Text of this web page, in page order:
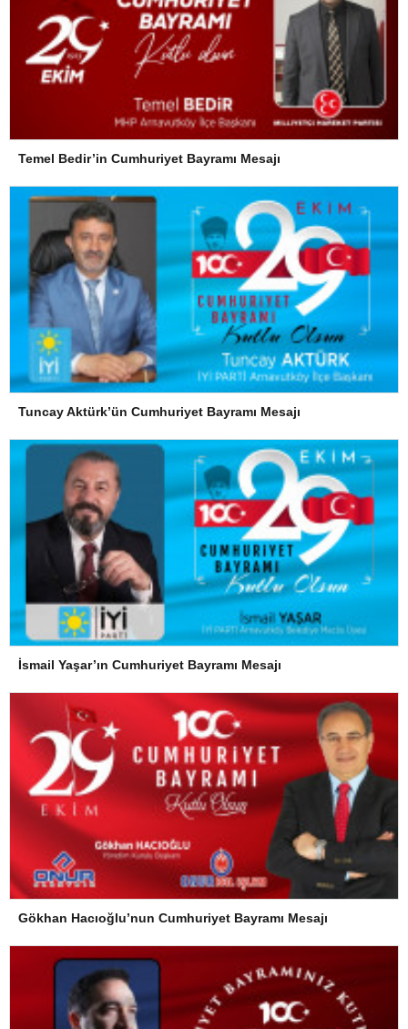
Temel Bedir’in Cumhuriyet Bayramı Mesajı
Tuncay Aktürk’ün Cumhuriyet Bayramı Mesajı
İsmail Yaşar’ın Cumhuriyet Bayramı Mesajı
Gökhan Hacıoğlu’nun Cumhuriyet Bayramı Mesajı